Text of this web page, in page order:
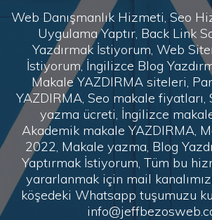
Web Danışmanlık Hizmeti, Seo
Uygulama Yaptır, Back Link
Yazdırmak İstiyorum, Web
İstiyorum, İngilizce Blog
Makale YAZDIRMA siteleri,
YAZDIRMA, Seo makale fiyatları,
yazma ücreti, İngilizce
Akademik makale YAZDIRMA,
2022, Makale yazma, Blog
Yaptırmak İstiyorum, Tüm bu
yararlanmak için mail
köşedeki Whatsapp tuşumuzu